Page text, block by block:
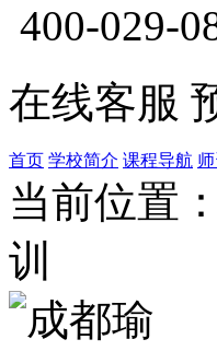
400-029-
在线客服
首页 学校简介 课程导航
当前位置：
训